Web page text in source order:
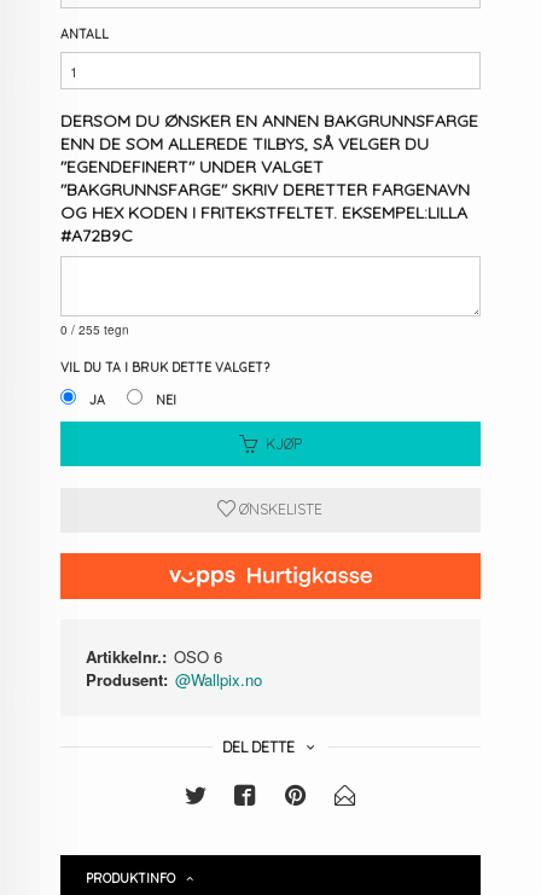
ANTALL
DERSOM DU ØNSKER EN ANNEN BAKGRUNNSFARGE
ENN DE SOM ALLEREDE TILBYS, SÅ VELGER DU
"EGENDEFINERT" UNDER VALGET
"BAKGRUNNSFARGE" SKRIV DERETTER FARGENAVN
OG HEX KODEN I FRITEKSTFELTET. EKSEMPEL:LILLA
#A72B9C
0 / 255 tegn
VIL DU TA I BRUK DETTE VALGET?
JA
NEI
KJØP
ØNSKELISTE
Artikkelnr.: OSO 6
Produsent: @Wallpix.no
DEL DETTE
PRODUKTINFO